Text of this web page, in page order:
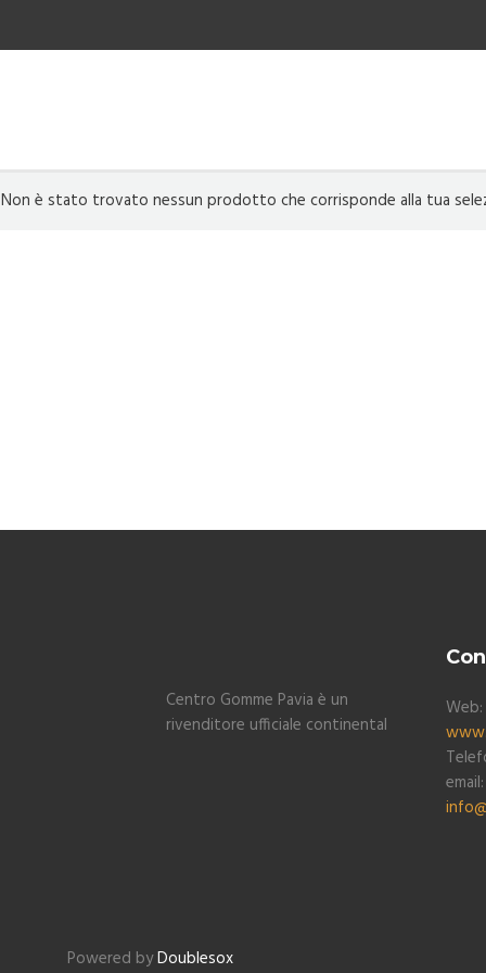
Non è stato trovato nessun prodotto che corrisponde alla tua
Centro Gomme Pavia è un
rivenditore ufficiale continental
Web:
email:
Powered byDoublesox